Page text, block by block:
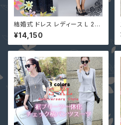
結婚式 ドレス レディース L 2L
3L 4L 5L 6L ネイビー 長袖 袖
あり 大きいサイズ MD-Y1620
66 パーティー 花柄 総レース
ス
¥14,150